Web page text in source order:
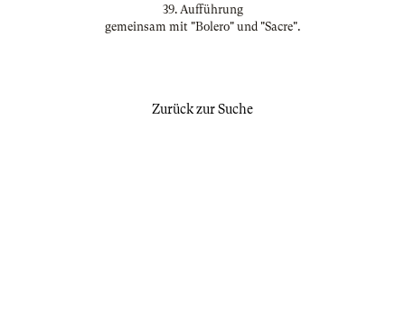
39. Aufführung
gemeinsam mit "Bolero" und "Sacre".
Zurück zur Suche